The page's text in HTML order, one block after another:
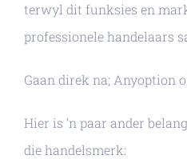
terwyl dit funksies en
professionele handelaars
Gaan direk na; Anyoption
Hier is ‘n paar ander
die handelsmerk: